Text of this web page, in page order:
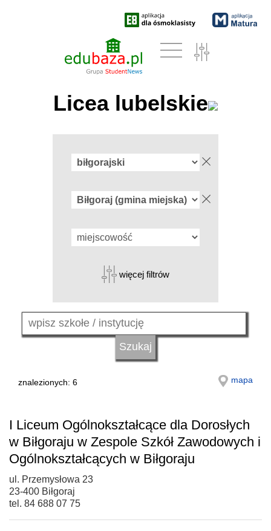
Licea lubelskie
więcej filtrów
znalezionych: 6 mapa
I Liceum Ogólnokształcące dla Dorosłych
w Biłgoraju w Zespole Szkół Zawodowych i
Ogólnokształcących w Biłgoraju
ul. Przemysłowa 23
23-400 Biłgoraj
tel. 84 688 07 75